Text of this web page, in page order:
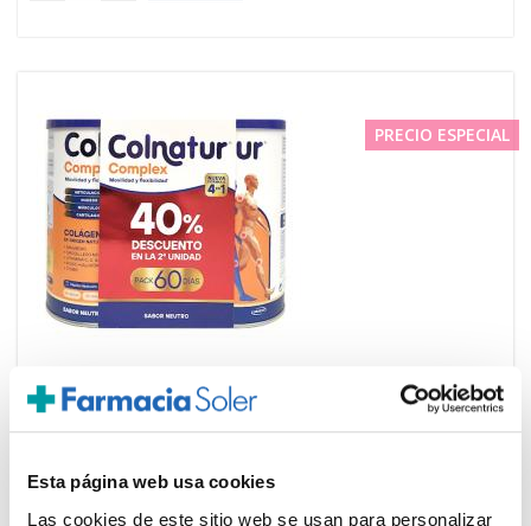
Esta página web usa cookies
Las cookies de este sitio web se usan para personalizar
PRECIO ESPECIAL
COLNATUR
PACK COMPLEX SABOR NEUTRO (2
UNIDADES X 330G)
36.20€
30,35€
- + Añadir